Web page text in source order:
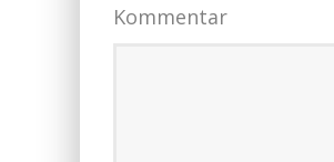
Kommentar